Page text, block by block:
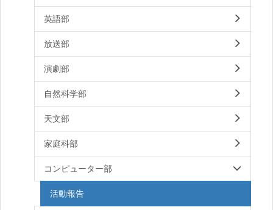
英語部
放送部
演劇部
自然科学部
天文部
家庭科部
コンピューター部
活動報告